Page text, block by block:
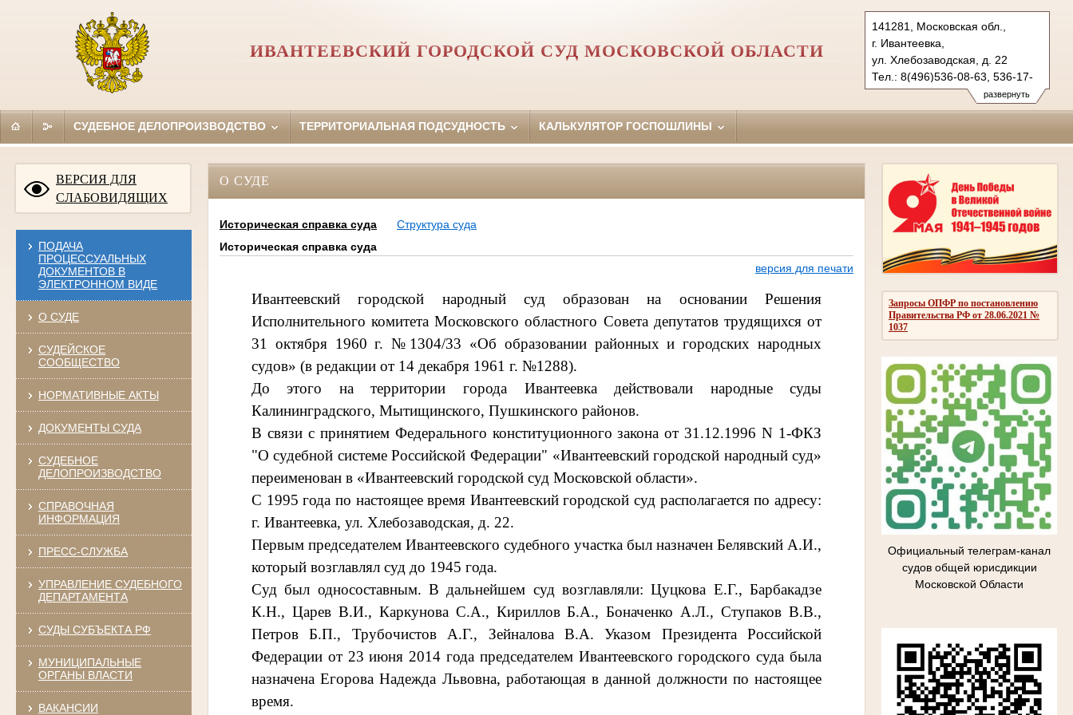
развернуть
141281, Московская обл.,
г. Ивантеевка,
ул. Хлебозаводская, д. 22
Тел.: 8(496)536-08-63, 536-17-
29
ivanteevka.mo@sudrf.ru
ИВАНТЕЕВСКИЙ ГОРОДСКОЙ СУД МОСКОВСКОЙ ОБЛАСТИ
СУДЕБНОЕ ДЕЛОПРОИЗВОДСТВО ТЕРРИТОРИАЛЬНАЯ ПОДСУДНОСТЬ КАЛЬКУЛЯТОР ГОСПОШЛИНЫ
ВЕРСИЯ ДЛЯ
СЛАБОВИДЯЩИХ
ПОДАЧА
ПРОЦЕССУАЛЬНЫХ
ДОКУМЕНТОВ В
ЭЛЕКТРОННОМ ВИДЕ
О СУДЕ
СУДЕЙСКОЕ
СООБЩЕСТВО
НОРМАТИВНЫЕ АКТЫ
ДОКУМЕНТЫ СУДА
СУДЕБНОЕ
ДЕЛОПРОИЗВОДСТВО
СПРАВОЧНАЯ
ИНФОРМАЦИЯ
ПРЕСС-СЛУЖБА
УПРАВЛЕНИЕ СУДЕБНОГО
ДЕПАРТАМЕНТА
СУДЫ СУБЪЕКТА РФ
МУНИЦИПАЛЬНЫЕ
ОРГАНЫ ВЛАСТИ
ВАКАНСИИ
Запросы ОПФР по постановлению
Правительства РФ от 28.06.2021 №
1037
Официальный телеграм-канал
судов общей юрисдикции
Московской Области
О СУДЕ
Историческая справка суда
Структура суда
Историческая справка суда
версия для печати
Ивантеевский городской народный суд образован на основании Решения
Исполнительного комитета Московского областного Совета депутатов трудящихся от
31 октября 1960 г. №1304/33 «Об образовании районных и городских народных
судов» (в редакции от 14 декабря 1961 г. №1288).
До этого на территории города Ивантеевка действовали народные суды
Калининградского, Мытищинского, Пушкинского районов.
В связи с принятием Федерального конституционного закона от 31.12.1996 N 1-ФКЗ
"О судебной системе Российской Федерации" «Ивантеевский городской народный суд»
переименован в «Ивантеевский городской суд Московской области».
С 1995 года по настоящее время Ивантеевский городской суд располагается по адресу:
г. Ивантеевка, ул. Хлебозаводская, д. 22.
Первым председателем Ивантеевского судебного участка был назначен Белявский А.И.,
который возглавлял суд до 1945 года.
Суд был односоставным. В дальнейшем суд возглавляли: Цуцкова Е.Г., Барбакадзе
К.Н., Царев В.И., Каркунова С.А., Кириллов Б.А., Боначенко А.Л., Ступаков В.В.,
Петров Б.П., Трубочистов А.Г., Зейналова В.А. Указом Президента Российской
Федерации от 23 июня 2014 года председателем Ивантеевского городского суда была
назначена Егорова Надежда Львовна, работающая в данной должности по настоящее
время.